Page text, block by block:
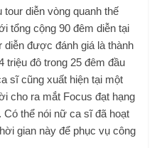
diễn vòng quanh thế
tổng cộng 90 đêm diễn tại
diễn được đánh giá là thành
triệu đô trong 25 đêm đầu
sĩ cũng xuất hiện tại một
cho ra mắt Focus đạt hạng
Có thể nói nữ ca sĩ đã hoạt
gian này để phục vụ công